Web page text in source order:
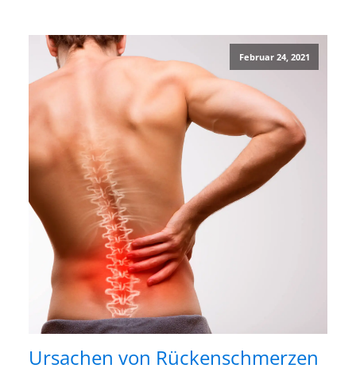
Februar 24, 2021
Ursachen von Rückenschmerzen